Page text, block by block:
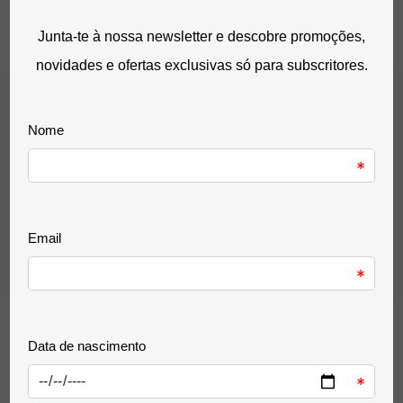
0 Avaliação(ões)
12 outros produtos na mesma